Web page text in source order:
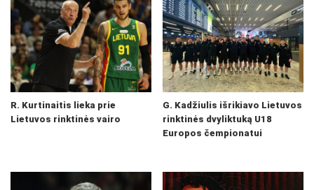
R. Kurtinaitis lieka prie
Lietuvos rinktinės vairo
G. Kadžiulis išrikiavo Lietuvos
rinktinės dvyliktuką U18
Europos čempionatui